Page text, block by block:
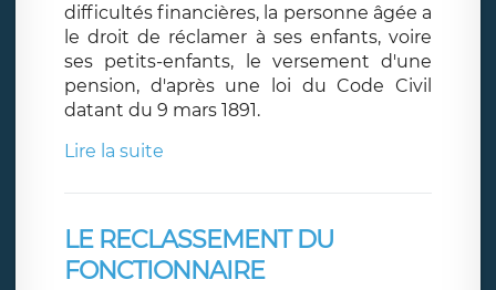
difficultés financières, la personne âgée a
le droit de réclamer à ses enfants, voire
ses petits-enfants, le versement d'une
pension, d'après une loi du Code Civil
datant du 9 mars 1891.
Lire la suite
LE RECLASSEMENT DU
FONCTIONNAIRE